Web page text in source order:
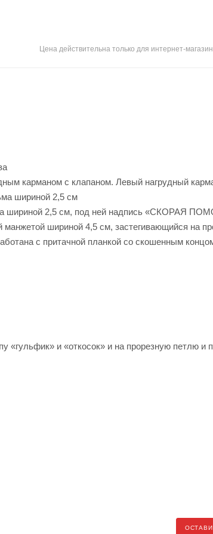
Цена действительна только для интернет-
карманом с клапаном. Левый нагрудный
шириной 2,5 см
шириной 2,5 см, под ней надпись «СКОРАЯ
шириной 4,5 см, застегивающийся на
с притачной планкой со скошенным
«гульфик» и «откосок» и на прорезную петлю и